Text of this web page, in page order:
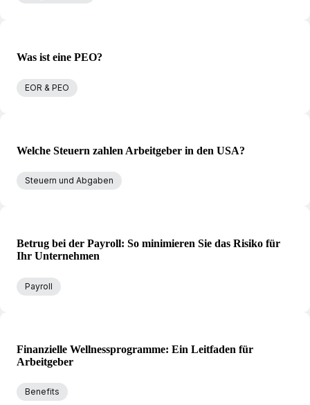
Was ist eine PEO?
EOR & PEO
Welche Steuern zahlen Arbeitgeber in den USA?
Steuern und Abgaben
Betrug bei der Payroll: So minimieren Sie das Risiko für
Ihr Unternehmen
Payroll
Finanzielle Wellnessprogramme: Ein Leitfaden für
Arbeitgeber
Benefits